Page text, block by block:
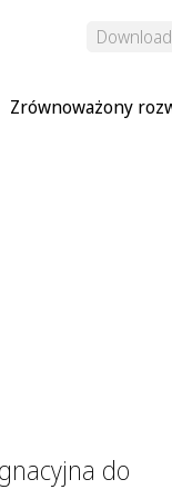
Zrównoważony
do